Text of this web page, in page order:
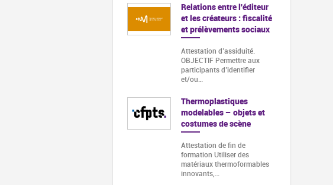
Prévenir les violences
sexistes et sexuelles au
sein de sa structure
Attestation d'assiduité,
attestation valide pour
l’affiliation au CNM Identifier…
production
production II
Grand MA 3 / Maîtrise
- Maitriser les fonctions de
base (patch, mémoire,